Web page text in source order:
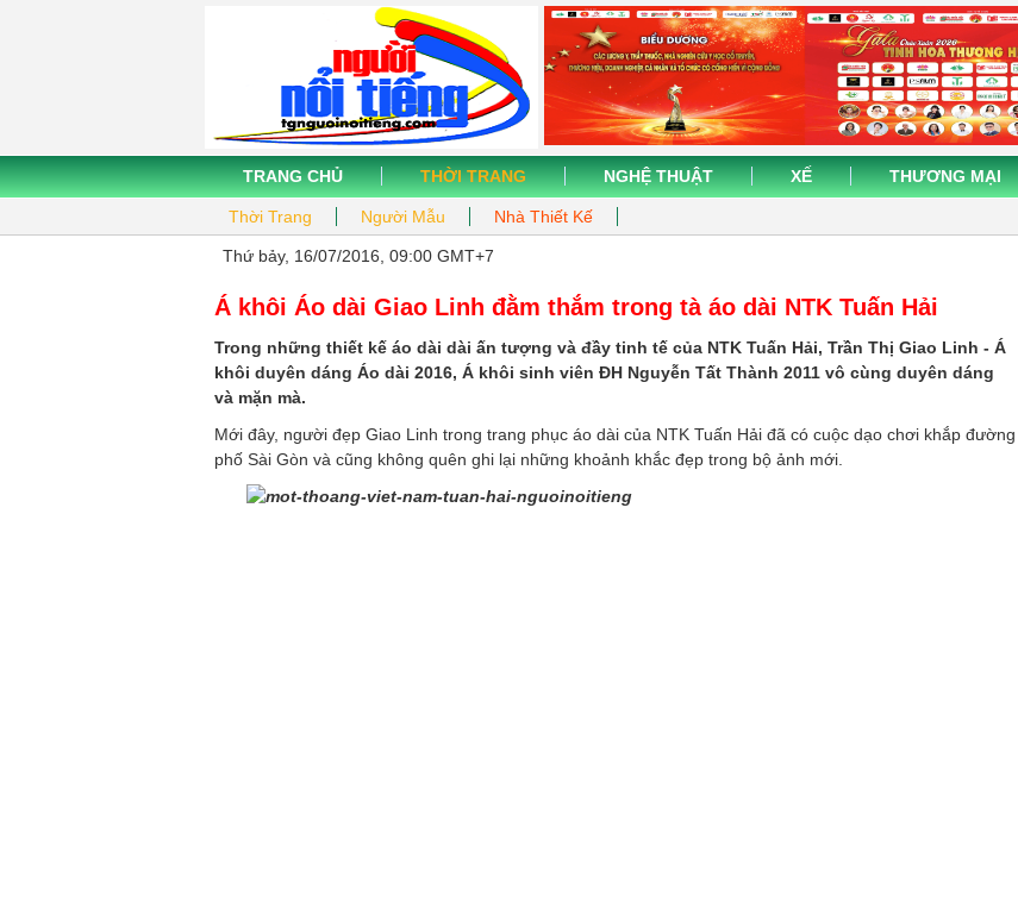
TRANG CHỦ THỜI TRANG
Thời Trang Người Mẫu Nhà Thiết Kế
NGHỆ THUẬT XẾ THƯƠNG MẠI
Thứ bảy, 16/07/2016, 09:00 GMT+7
Á khôi Áo dài Giao Linh đằm thắm trong tà áo dài NTK Tuấn Hải
Trong những thiết kế áo dài dài ấn tượng và đầy tinh tế của NTK Tuấn Hải, Trần Thị Giao Linh - Á
khôi duyên dáng Áo dài 2016, Á khôi sinh viên ĐH Nguyễn Tất Thành 2011 vô cùng duyên dáng
và mặn mà.
Mới đây, người đẹp Giao Linh trong trang phục áo dài của NTK Tuấn Hải đã có cuộc dạo chơi khắp đường
phố Sài Gòn và cũng không quên ghi lại những khoảnh khắc đẹp trong bộ ảnh mới.